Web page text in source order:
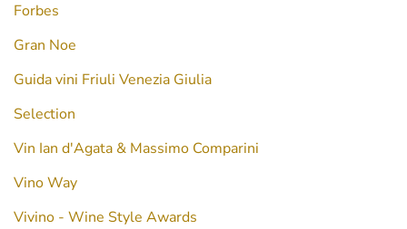
Forbes
Gran Noe
Guida vini Friuli Venezia Giulia
Selection
Vin Ian d'Agata & Massimo Comparini
Vino Way
Vivino - Wine Style Awards